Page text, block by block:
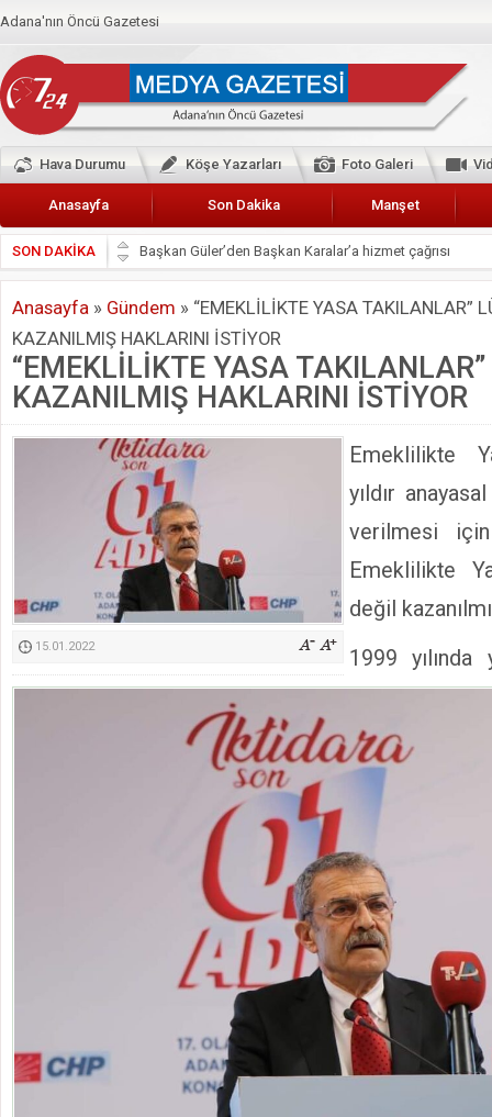
Adana'nın Öncü Gazetesi
Hava Durumu Köşe Yazarları Foto Galeri
Anasayfa Son Dakika Manşet
SON DAKİKA
Başkan Güler’den Başkan Karalar’a hizmet çağrısı
Lokantacılar ve Kebapçılar Esnaf Odası Başkanı Şefik
Hak-İş Abdurrahman Yücel
HDP İL BİNASININ ÖNÜNDE ANNELER TARİH
CEYHAN TİCARET ODASI
Hainler emellerine asla erişemeyecekler
BÖLGEMİZ ÇUKUROVA’DA 2019 YILI PAMUK
İyi Parti Yüreğir İlçe Başkanı Enis Akyürek
Kimyasallardan Koruma Derneği Başkanı Cennet Çelik
Anasayfa » Gündem » “EMEKLİLİKTE YASA TAKILANLAR”
KAZANILMIŞ HAKLARINI İSTİYOR
“EMEKLİLİKTE YASA
KAZANILMIŞ HAKLARINI İSTİYOR
15.01.2022
Emeklilikte
yıldır
verilmesi
Emeklilikte
değil
1999 yılında